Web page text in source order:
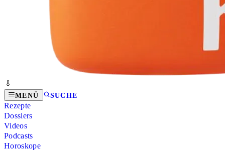
MENÜ SUCHE
Rezepte
Dossiers
Videos
Podcasts
Horoskope